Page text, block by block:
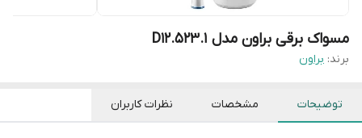
مسواک برقی براون مدل D12.523.1
برند: براون
توضیحات مشخصات نظرات کاربران